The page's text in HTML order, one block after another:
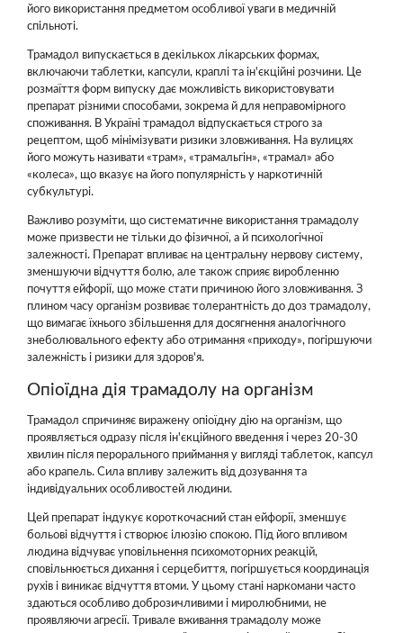
його використання предметом особливої уваги в медичній
спільноті.
Трамадол випускається в декількох лікарських формах,
включаючи таблетки, капсули, краплі та ін'єкційні розчини. Це
розмаїття форм випуску дає можливість використовувати
препарат різними способами, зокрема й для неправомірного
споживання. В Україні трамадол відпускається строго за
рецептом, щоб мінімізувати ризики зловживання. На вулицях
його можуть називати «трам», «трамальгін», «трамал» або
«колеса», що вказує на його популярність у наркотичній
субкультурі.
Важливо розуміти, що систематичне використання трамадолу
може призвести не тільки до фізичної, а й психологічної
залежності. Препарат впливає на центральну нервову систему,
зменшуючи відчуття болю, але також сприяє виробленню
почуття ейфорії, що може стати причиною його зловживання. З
плином часу організм розвиває толерантність до доз трамадолу,
що вимагає їхнього збільшення для досягнення аналогічного
знеболювального ефекту або отримання «приходу», погіршуючи
залежність і ризики для здоров'я.
Опіоїдна дія трамадолу на організм
Трамадол спричиняє виражену опіоїдну дію на організм, що
проявляється одразу після ін'єкційного введення і через 20-30
хвилин після перорального приймання у вигляді таблеток, капсул
або крапель. Сила впливу залежить від дозування та
індивідуальних особливостей людини.
Цей препарат індукує короткочасний стан ейфорії, зменшує
больові відчуття і створює ілюзію спокою. Під його впливом
людина відчуває уповільнення психомоторних реакцій,
сповільнюється дихання і серцебиття, погіршується координація
рухів і виникає відчуття втоми. У цьому стані наркомани часто
здаються особливо доброзичливими і миролюбними, не
проявляючи агресії. Тривале вживання трамадолу може